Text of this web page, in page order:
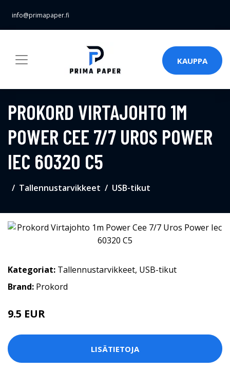
info@primapaper.fi
KAUPPA
PROKORD VIRTAJOHTO 1M
POWER CEE 7/7 UROS POWER
IEC 60320 C5
Tallennustarvikkeet USB-tikut
Kategoriat: Tallennustarvikkeet, USB-tikut
Brand: Prokord
9.5 EUR
LISÄTIETOJA